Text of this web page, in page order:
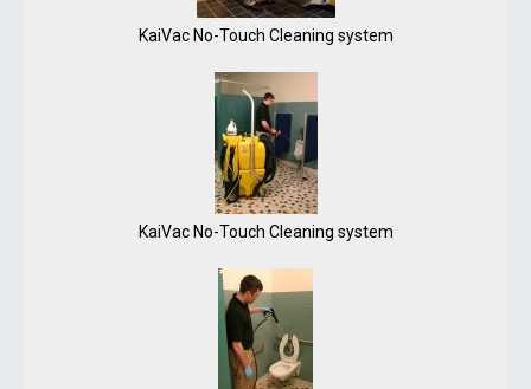
KaiVac No-Touch Cleaning system
KaiVac No-Touch Cleaning system